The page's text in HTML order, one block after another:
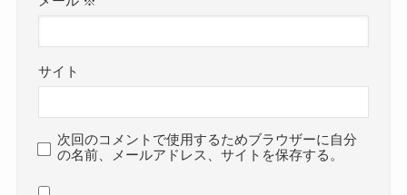
サイト
次回のコメントで使用するためブラウザーに自分
の名前、メールアドレス、サイトを保存する。